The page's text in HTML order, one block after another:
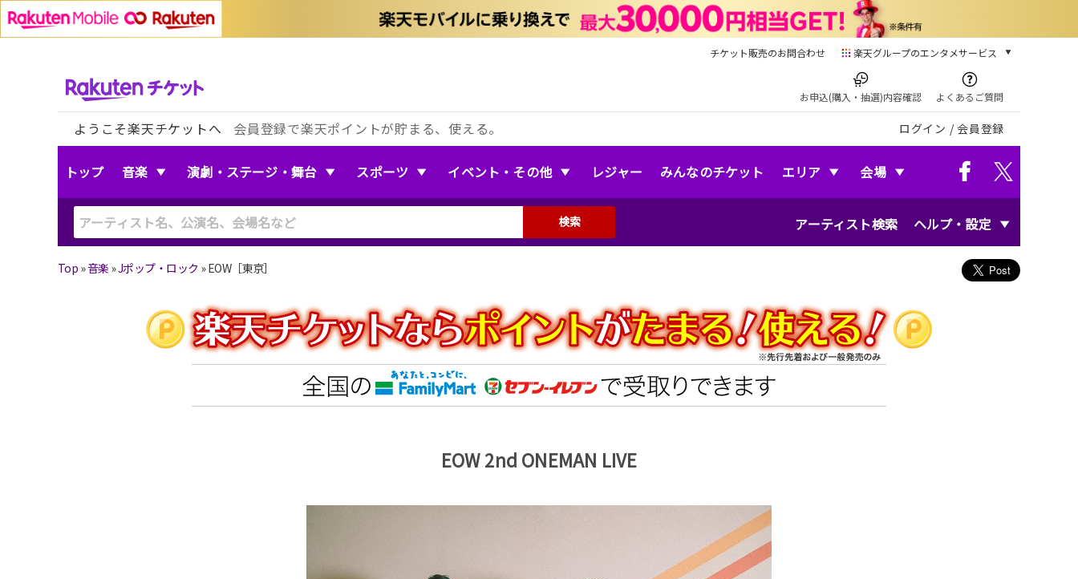
チケット販売のお問合わせ 楽天グループのエンタメサービス
本/ゲーム/CD/DVD
楽天ブックス
電子書籍
楽天Kobo
音楽配信
Rakuten PLAY
無料テレビ
お申込(購入・抽選)内容確認 よくあるご質問
ようこそ楽天チケットへ 会員登録で楽天ポイントが貯まる、使える。 ログイン / 会員登録
トップ 音楽 演劇・ステージ・舞台 スポーツ イベント・その他 レジャー みんなのチケット エリア 会場
アーティスト検索 ヘルプ・設定
検索
Top »音楽 »Jポップ・ロック »EOW［東京］
EOW 2nd ONEMAN LIVE